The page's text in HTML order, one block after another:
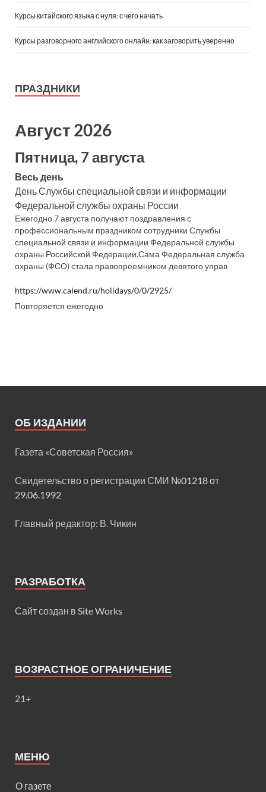
Курсы китайского языка с нуля: с чего начать
Курсы разговорного английского онлайн: как заговорить уверенно
ПРАЗДНИКИ
Август 2026
Пятница, 7 августа
Весь день
День Службы специальной связи и информации
Федеральной службы охраны России
Ежегодно 7 августа получают поздравления с
профессиональным праздником сотрудники Службы
специальной связи и информации Федеральной службы
охраны Российской Федерации.Сама Федеральная служба
охраны (ФСО) стала правопреемником девятого управ
https://www.calend.ru/holidays/0/0/2925/
Повторяется ежегодно
ОБ ИЗДАНИИ
Газета «Советская Россия»
Свидетельство о регистрации СМИ №01218 от
29.06.1992
Главный редактор: В. Чикин
РАЗРАБОТКА
Сайт создан в Site Works
ВОЗРАСТНОЕ ОГРАНИЧЕНИЕ
21+
МЕНЮ
О газете